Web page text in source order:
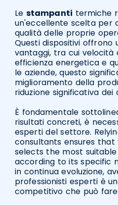
Le stampanti termiche
un'eccellente scelta per
qualità delle proprie
Questi dispositivi offrono
vantaggi, tra cui velocità
efficienza energetica e
le aziende, questo
miglioramento della
riduzione significativa dei
È fondamentale
risultati concreti, è
esperti del settore.
consultants ensures
selects the most
according to its specific
in continua evoluzione,
professionisti esperti è
competitivo che può